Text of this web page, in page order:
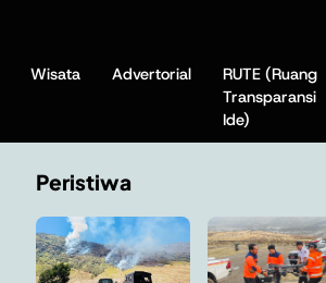
Wisata Advertorial
RUTE (Ruang
Transparansi
Ide)
Peristiwa